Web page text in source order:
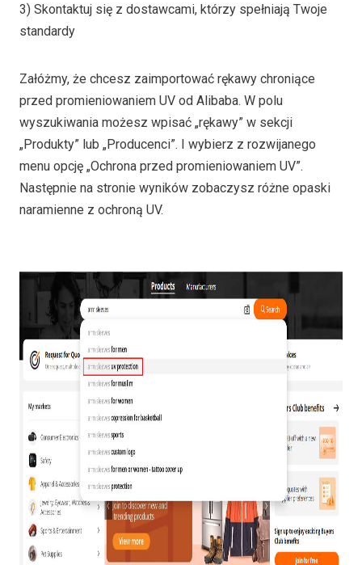
3) Skontaktuj się z dostawcami, którzy spełniają Twoje
standardy
Załóżmy, że chcesz zaimportować rękawy chroniące
przed promieniowaniem UV od Alibaba. W polu
wyszukiwania możesz wpisać „rękawy” w sekcji
„Produkty” lub „Producenci”. I wybierz z rozwijanego
menu opcję „Ochrona przed promieniowaniem UV”.
Następnie na stronie wyników zobaczysz różne opaski
naramienne z ochroną UV.